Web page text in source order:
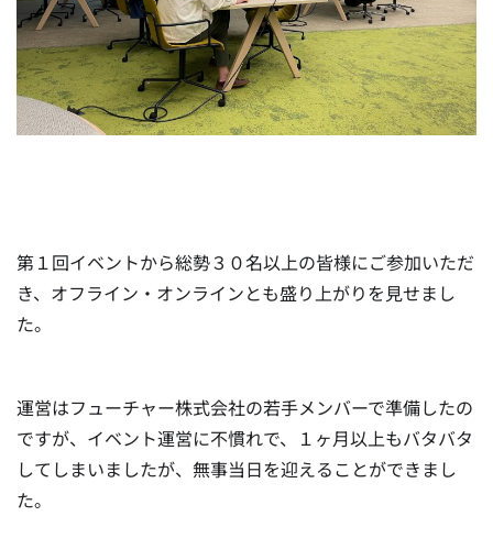
第１回イベントから総勢３０名以上の皆様にご参加いただ
き、オフライン・オンラインとも盛り上がりを見せまし
た。
運営はフューチャー株式会社の若手メンバーで準備したの
ですが、イベント運営に不慣れで、１ヶ月以上もバタバタ
してしまいましたが、無事当日を迎えることができまし
た。